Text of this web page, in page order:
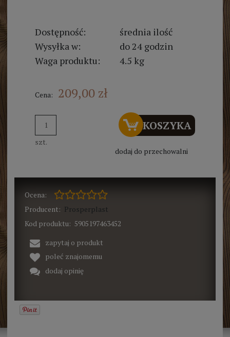
Dostępność:
średnia ilość
Wysyłka w:
do 24 godzin
Waga produktu:
4.5 kg
Cena: 209,00 zł
szt.
DO KOSZYKA
dodaj do przechowalni
Ocena:
Producent: Prosperplast
Kod produktu: 5905197463452
zapytaj o produkt
poleć znajomemu
dodaj opinię